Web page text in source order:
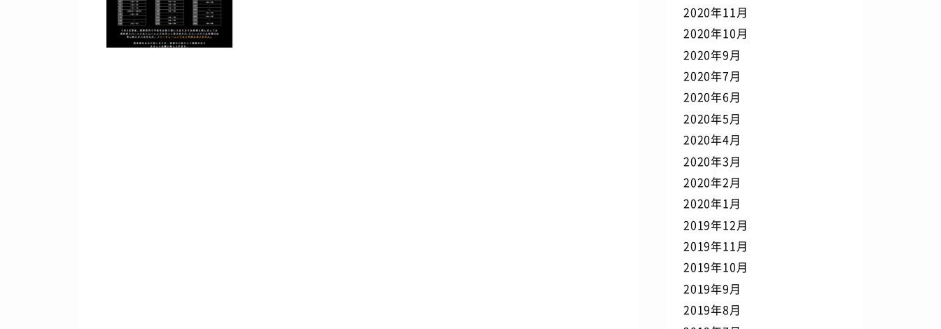
2020年11月
2020年10月
2020年9月
2020年7月
2020年6月
2020年5月
2020年4月
2020年3月
2020年2月
2020年1月
2019年12月
2019年11月
2019年10月
2019年9月
2019年8月